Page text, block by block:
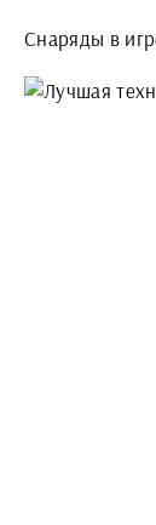
Снаряды в